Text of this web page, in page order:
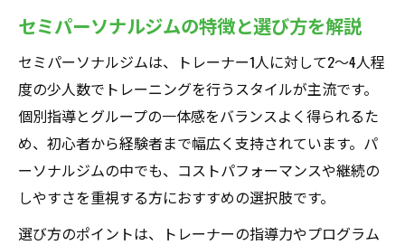
セミパーソナルジムの特徴と選び方を解説
セミパーソナルジムは、トレーナー1人に対して2〜4人程
度の少人数でトレーニングを行うスタイルが主流です。
個別指導とグループの一体感をバランスよく得られるた
め、初心者から経験者まで幅広く支持されています。パ
ーソナルジムの中でも、コストパフォーマンスや継続の
しやすさを重視する方におすすめの選択肢です。
選び方のポイントは、トレーナーの指導力やプログラム